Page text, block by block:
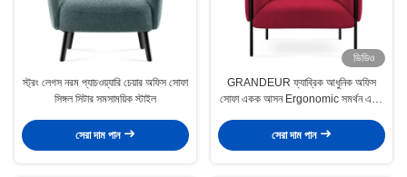
স্ট্রং লেগস নরম প্যাচওয়্যারি চেয়ার অফিস সোফা
সিঙ্গল সিটার সমসাময়িক স্টাইল
সেরা দাম পান
ভিডিও
GRANDEUR ফ্যাব্রিক আধুনিক অফিস
সোফা একক আসন Ergonomic সমর্থন একক
সেরা দাম পান